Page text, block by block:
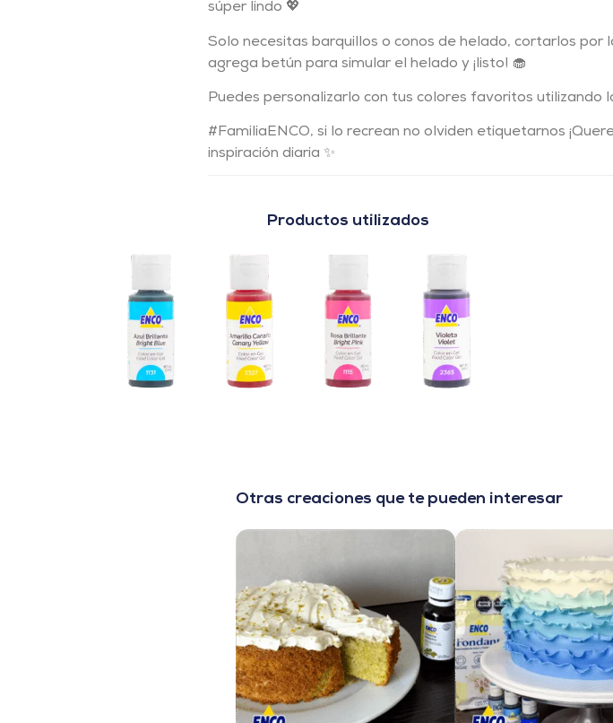
súper lindo 💖
Solo necesitas barquillos o conos de helado, cortarlos
agrega betún para simular el helado y ¡listo! 🧁
Puedes personalizarlo con tus colores favoritos utilizando
#FamiliaENCO, si lo recrean no olviden etiquetarnos
inspiración diaria ✨
Productos utilizados
Otras creaciones que te pueden interesar